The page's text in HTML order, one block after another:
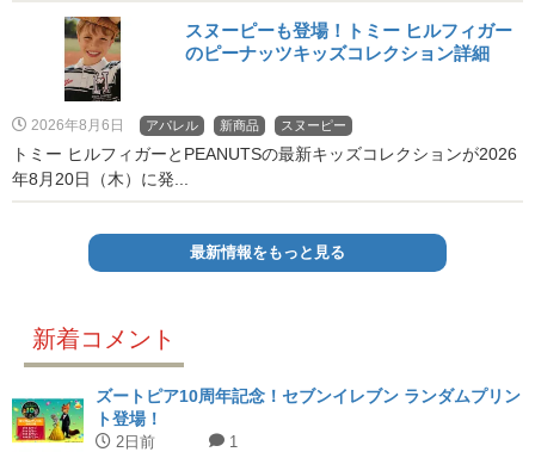
スヌーピーも登場！トミー ヒルフィガー
のピーナッツキッズコレクション詳細
2026年8月6日 アパレル 新商品 スヌーピー
トミー ヒルフィガーとPEANUTSの最新キッズコレクションが2026
年8月20日（木）に発...
最新情報をもっと見る
新着コメント
ズートピア10周年記念！セブンイレブン ランダムプリン
ト登場！
2日前 1